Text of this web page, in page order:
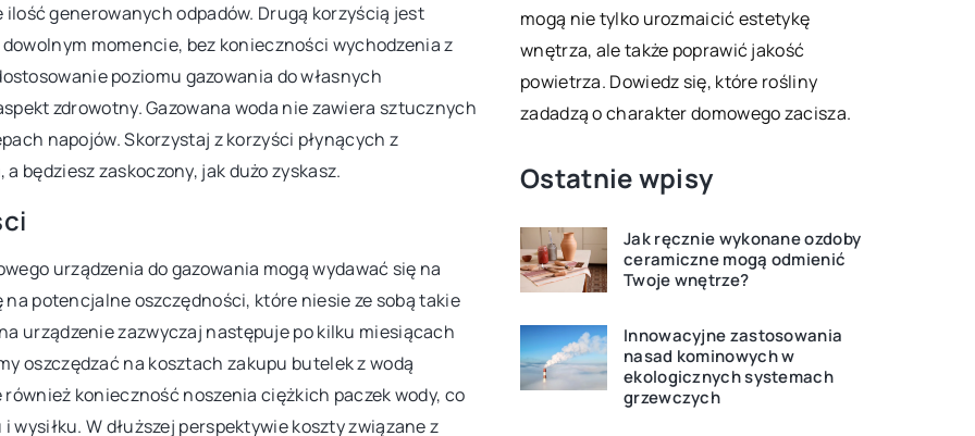
generowanych odpadów. Drugą korzyścią jest
momencie, bez konieczności wychodzenia z
poziomu gazowania do własnych
zdrowotny. Gazowana woda nie zawiera sztucznych
napojów. Skorzystaj z korzyści płynących z
będziesz zaskoczony, jak dużo zyskasz.
urządzenia do gazowania mogą wydawać się na
potencjalne oszczędności, które niesie ze sobą takie
urządzenie zazwyczaj następuje po kilku miesiącach
oszczędzać na kosztach zakupu butelek z wodą
konieczność noszenia ciężkich paczek wody, co
wysiłku. W dłuższej perspektywie koszty związane z
funkcjonalnym
z energii
Odkryj jak dobrać akcesoria, które ożywią i
uzupełnią dekoracje roślin wiszących w
twoim domu. Przewodnik krok po kroku dla
początkujących miłośników roślin.
mogą nie tylko urozmaicić estetykę
wnętrza, ale także poprawić jakość
powietrza. Dowiedz się, które rośliny
zadadzą o charakter domowego zacisza.
Ostatnie wpisy
Jak ręcznie wykonane ozdoby
ceramiczne mogą odmienić
Twoje wnętrze?
Innowacyjne zastosowania
nasad kominowych w
ekologicznych systemach
grzewczych